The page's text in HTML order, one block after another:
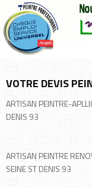
VOTRE DEVIS
ARTISAN PEINTRE-
DENIS 93
ARTISAN PEINTRE
SEINE ST DENIS 93